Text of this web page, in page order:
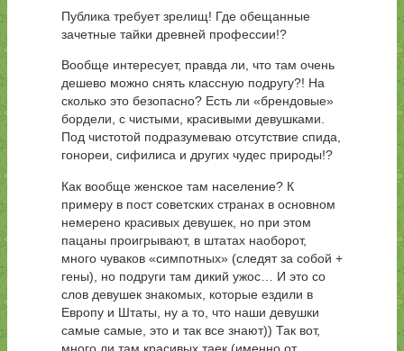
Публика требует зрелищ! Где обещанные
зачетные тайки древней профессии!?
Вообще интересует, правда ли, что там очень
дешево можно снять классную подругу?! На
сколько это безопасно? Есть ли «брендовые»
бордели, с чистыми, красивыми девушками.
Под чистотой подразумеваю отсутствие спида,
гонореи, сифилиса и других чудес природы!?
Как вообще женское там население? К
примеру в пост советских странах в основном
немерено красивых девушек, но при этом
пацаны проигрывают, в штатах наоборот,
много чуваков «симпотных» (следят за собой +
гены), но подруги там дикий ужос… И это со
слов девушек знакомых, которые ездили в
Европу и Штаты, ну а то, что наши девушки
самые самые, это и так все знают)) Так вот,